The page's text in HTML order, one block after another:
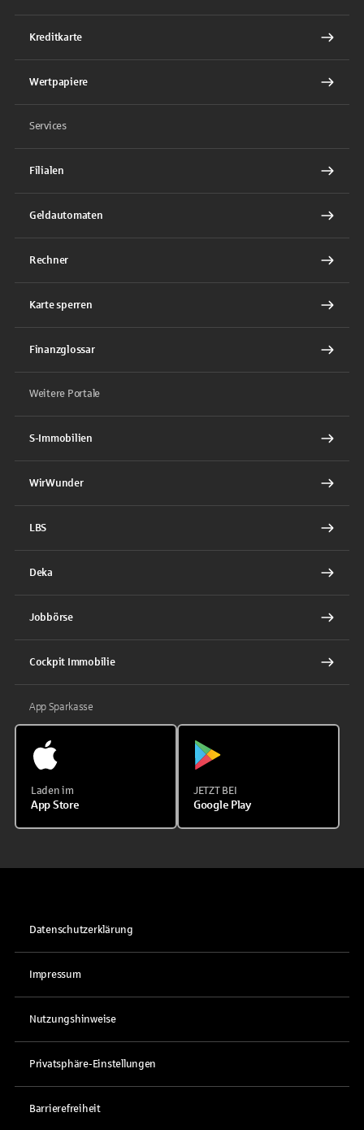
Kreditkarte
Wertpapiere
Services
Filialen
Geldautomaten
Rechner
Karte sperren
Finanzglossar
Weitere Portale
S-Immobilien
WirWunder
LBS
Deka
Jobbörse
Cockpit Immobilie
App Sparkasse
Laden im
App Store
JETZT BEI
Google Play
Datenschutzerklärung
Impressum
Nutzungshinweise
Privatsphäre-Einstellungen
Barrierefreiheit